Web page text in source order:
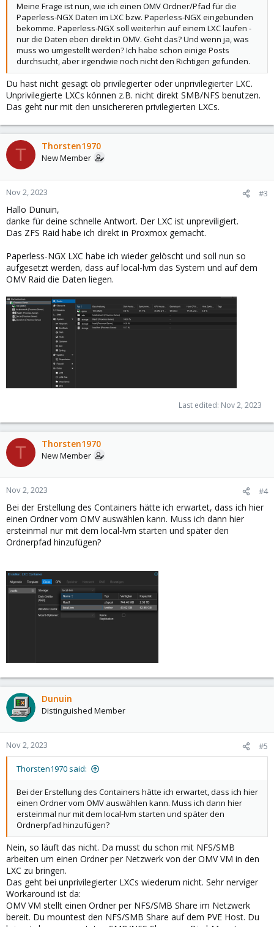
Meine Frage ist nun, wie ich einen OMV Ordner/Pfad für die
Paperless-NGX Daten im LXC bzw. Paperless-NGX eingebunden
bekomme. Paperless-NGX soll weiterhin auf einem LXC laufen -
nur die Daten eben direkt in OMV. Geht das? Und wenn ja, was
muss wo umgestellt werden? Ich habe schon einige Posts
durchsucht, aber irgendwie noch nicht den Richtigen gefunden.
Du hast nicht gesagt ob privilegierter oder unprivilegierter LXC.
Unprivilegierte LXCs können z.B. nicht direkt SMB/NFS benutzen.
Das geht nur mit den unsichereren privilegierten LXCs.
T Thorsten1970
New Member
Nov 2, 2023 #3
Hallo Dunuin,
danke für deine schnelle Antwort. Der LXC ist unpreviligiert.
Das ZFS Raid habe ich direkt in Proxmox gemacht.
Paperless-NGX LXC habe ich wieder gelöscht und soll nun so
aufgesetzt werden, dass auf local-lvm das System und auf dem
OMV Raid die Daten liegen.
Last edited: Nov 2, 2023
T Thorsten1970
New Member
Nov 2, 2023 #4
Bei der Erstellung des Containers hätte ich erwartet, dass ich hier
einen Ordner vom OMV auswählen kann. Muss ich dann hier
ersteinmal nur mit dem local-lvm starten und später den
Ordnerpfad hinzufügen?
Dunuin
Distinguished Member
Nov 2, 2023 #5
Thorsten1970 said:
Bei der Erstellung des Containers hätte ich erwartet, dass ich hier
einen Ordner vom OMV auswählen kann. Muss ich dann hier
ersteinmal nur mit dem local-lvm starten und später den
Ordnerpfad hinzufügen?
Nein, so läuft das nicht. Da musst du schon mit NFS/SMB
arbeiten um einen Ordner per Netzwerk von der OMV VM in den
LXC zu bringen.
Das geht bei unprivilegierter LXCs wiederum nicht. Sehr nerviger
Workaround ist da:
OMV VM stellt einen Ordner per NFS/SMB Share im Netzwerk
bereit. Du mountest den NFS/SMB Share auf dem PVE Host. Du